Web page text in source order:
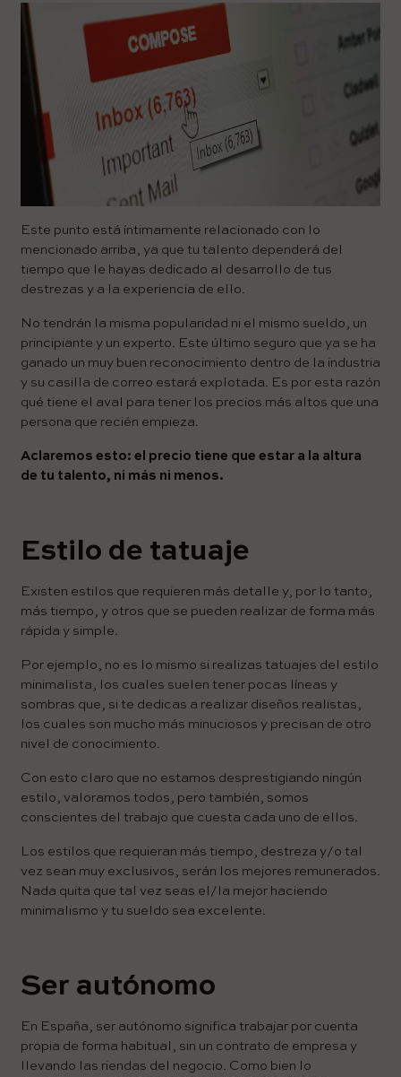
Este punto está íntimamente relacionado con lo
mencionado arriba, ya que tu talento dependerá del
tiempo que le hayas dedicado al desarrollo de tus
destrezas y a la experiencia de ello.
No tendrán la misma popularidad ni el mismo sueldo, un
principiante y un experto. Este último seguro que ya se ha
ganado un muy buen reconocimiento dentro de la industria
y su casilla de correo estará explotada. Es por esta razón
qué tiene el aval para tener los precios más altos que una
persona que recién empieza.
Aclaremos esto: el precio tiene que estar a la altura
de tu talento, ni más ni menos.
Estilo de tatuaje
Existen estilos que requieren más detalle y, por lo tanto,
más tiempo, y otros que se pueden realizar de forma más
rápida y simple.
Por ejemplo, no es lo mismo si realizas tatuajes del estilo
minimalista, los cuales suelen tener pocas líneas y
sombras que, si te dedicas a realizar diseños realistas,
los cuales son mucho más minuciosos y precisan de otro
nivel de conocimiento.
Con esto claro que no estamos desprestigiando ningún
estilo, valoramos todos, pero también, somos
conscientes del trabajo que cuesta cada uno de ellos.
Los estilos que requieran más tiempo, destreza y/o tal
vez sean muy exclusivos, serán los mejores remunerados.
Nada quita que tal vez seas el/la mejor haciendo
minimalismo y tu sueldo sea excelente.
Ser autónomo
En España, ser autónomo significa trabajar por cuenta
propia de forma habitual, sin un contrato de empresa y
llevando las riendas del negocio. Como bien lo